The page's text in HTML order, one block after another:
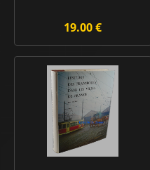
19.00 €